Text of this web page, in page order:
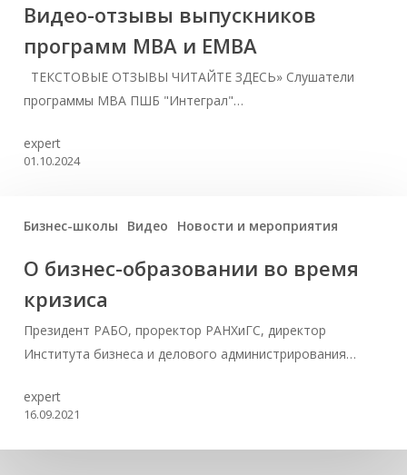
Видео-отзывы выпускников
программ МВА и ЕМВА
ТЕКСТОВЫЕ ОТЗЫВЫ ЧИТАЙТЕ ЗДЕСЬ» Слушатели
программы MBA ПШБ "Интеграл"…
expert
01.10.2024
Бизнес-школы Видео Новости и мероприятия
О бизнес-образовании во время
кризиса
Президент РАБО, проректор РАНХиГС, директор
Института бизнеса и делового администрирования…
expert
16.09.2021